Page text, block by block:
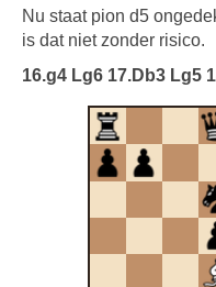
Nu staat pion d5
is dat niet zonder risico.
16.g4 Lg6 17.Db3 Lg5